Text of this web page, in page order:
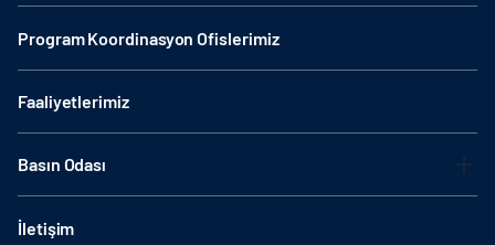
Program Koordinasyon Ofislerimiz
Faaliyetlerimiz
Basın Odası
İletişim